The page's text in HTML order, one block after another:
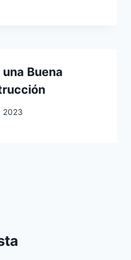
Buena
2023